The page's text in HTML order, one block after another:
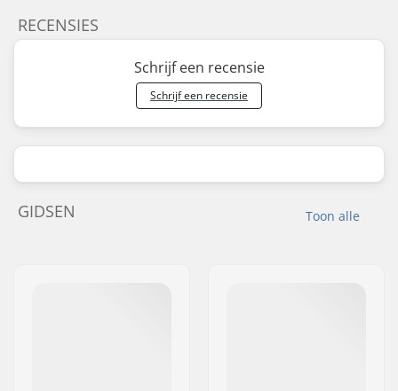
RECENSIES
Schrijf een recensie
Schrijf een recensie
Toon alle
GIDSEN